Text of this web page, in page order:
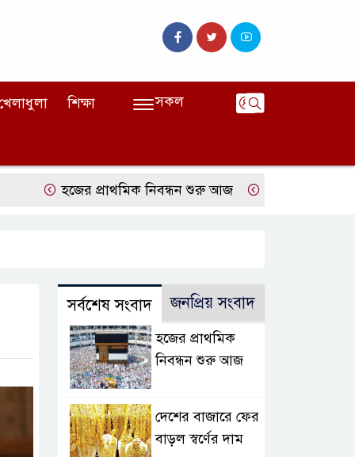
শিক্ষা সকল
হজের প্রাথমিক নিবন্ধন শুরু আজ দেশের বাজারে ফের
সর্বশেষ সংবাদ জনপ্রিয় সংবাদ
হজের প্রাথমিক
নিবন্ধন শুরু আজ
দেশের বাজারে ফের
বাড়ল স্বর্ণের দাম